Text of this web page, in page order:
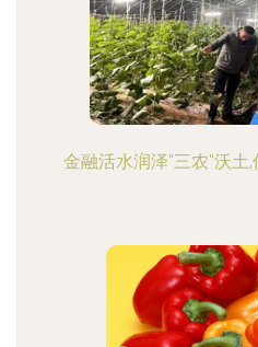
金融活水润泽"三农"沃土